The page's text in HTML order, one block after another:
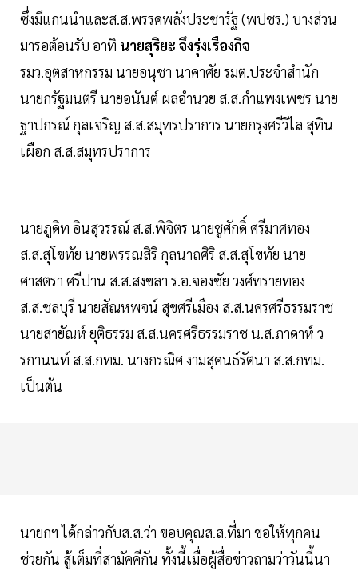
ซึ่งมีแกนนำและส.ส.พรรคพลังประชารัฐ (พปชร.) บางส่วน
มารอต้อนรับ อาทิ นายสุริยะ จึงรุ่งเรืองกิจ
รมว.อุตสาหกรรม นายอนุชา นาคาศัย รมต.ประจำสำนัก
นายกรัฐมนตรี นายอนันต์ ผลอำนวย ส.ส.กำแพงเพชร นาย
ฐาปกรณ์ กุลเจริญ ส.ส.สมุทรปราการ นายกรุงศรีวิไล สุทิน
เผือก ส.ส.สมุทรปราการ
นายภูดิท อินสุวรรณ์ ส.ส.พิจิตร นายชูศักดิ์ ศรีมาศทอง
ส.ส.สุโขทัย นายพรรณสิริ กุลนาถศิริ ส.ส.สุโขทัย นาย
ศาสตรา ศรีปาน ส.ส.สงขลา ร.อ.จองชัย วงศ์ทรายทอง
ส.ส.ชลบุรี นายสัณหพจน์ สุขศรีเมือง ส.ส.นครศรีธรรมราช
นายสายัณห์ ยุติธรรม ส.ส.นครศรีธรรมราช น.ส.ภาดาห์ ว
รกานนท์ ส.ส.กทม. นางกรณิศ งามสุคนธ์รัตนา ส.ส.กทม.
เป็นต้น
นายกฯ ได้กล่าวกับส.ส.ว่า ขอบคุณส.ส.ที่มา ขอให้ทุกคน
ช่วยกัน สู้เต็มที่สามัคคีกัน ทั้งนี้เมื่อผู้สื่อข่าวถามว่าวันนี้นา